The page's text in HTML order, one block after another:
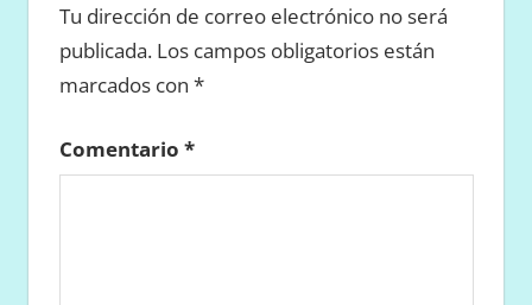
Tu dirección de correo electrónico no será
publicada. Los campos obligatorios están
marcados con *
Comentario *